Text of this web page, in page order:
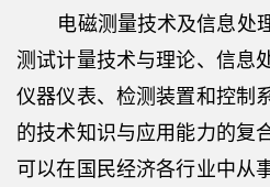
电磁测量技术及信息处
测试计量技术与理论、信息
仪器仪表、检测装置和控制
的技术知识与应用能力的复
可以在国民经济各行业中从